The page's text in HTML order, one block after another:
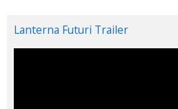
Lanterna Futuri Trailer